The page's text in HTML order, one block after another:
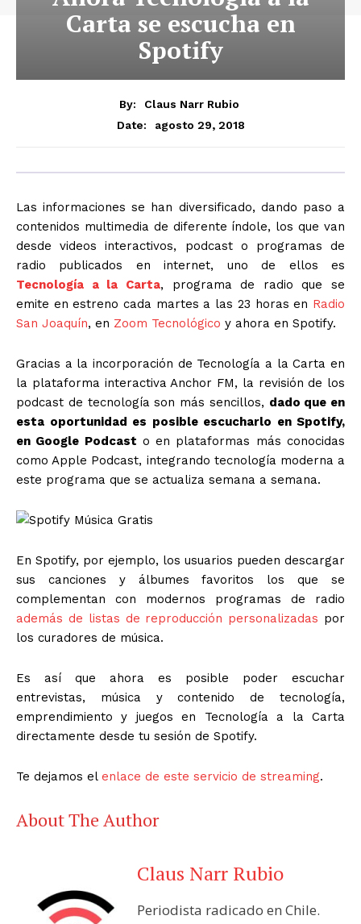
Carta se escucha en
Spotify
By:
Claus Narr Rubio
Date:
agosto 29, 2018
Las informaciones se han diversificado, dando paso a
contenidos multimedia de diferente índole, los que van
desde videos interactivos, podcast o programas de
radio publicados en internet, uno de ellos es
Tecnología a la Carta, programa de radio que se
emite en estreno cada martes a las 23 horas en Radio
San Joaquín, en Zoom Tecnológico y ahora en Spotify.
Gracias a la incorporación de Tecnología a la Carta en
la plataforma interactiva Anchor FM, la revisión de los
podcast de tecnología son más sencillos, dado que en
esta oportunidad es posible escucharlo en Spotify,
en Google Podcast o en plataformas más conocidas
como Apple Podcast, integrando tecnología moderna a
este programa que se actualiza semana a semana.
En Spotify, por ejemplo, los usuarios pueden descargar
sus canciones y álbumes favoritos los que se
complementan con modernos programas de radio
además de listas de reproducción personalizadas por
los curadores de música.
Es así que ahora es posible poder escuchar
entrevistas, música y contenido de tecnología,
emprendimiento y juegos en Tecnología a la Carta
directamente desde tu sesión de Spotify.
Te dejamos el enlace de este servicio de streaming.
About The Author
Claus Narr Rubio
Periodista radicado en Chile.